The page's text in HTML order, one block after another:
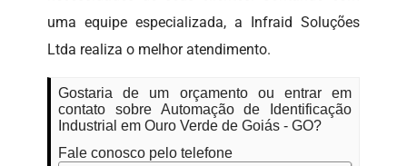
uma equipe especializada, a Infraid Soluções
Ltda realiza o melhor atendimento.
Gostaria de um orçamento ou entrar em
contato sobre Automação de Identificação
Industrial em Ouro Verde de Goiás - GO?
Fale conosco pelo telefone